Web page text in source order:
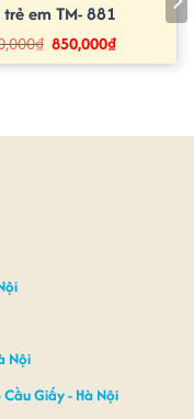
trẻ em TM- 881
₫ Giá
gốc
là:
850,000₫Giá
hiện
tại
Nội
Giấy - Hà Nội